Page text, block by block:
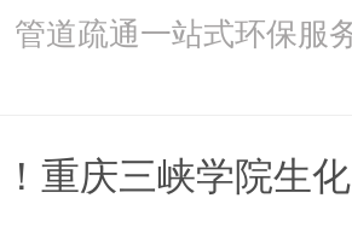
重庆三峡学院生化